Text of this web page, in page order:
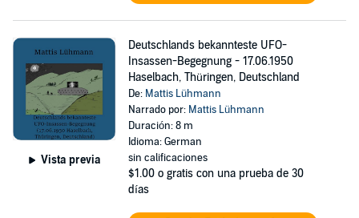
Vista previa
Deutschlands bekannteste UFO-
Insassen-Begegnung - 17.06.1950
Haselbach, Thüringen, Deutschland
De: Mattis Lühmann
Narrado por: Mattis Lühmann
Duración: 8 m
Idioma: German
sin calificaciones
$1.00 o gratis con una prueba de 30
días